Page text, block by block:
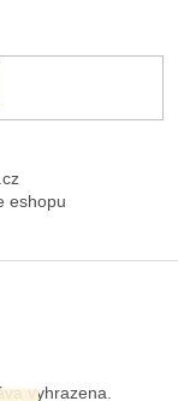
eshopu
vyhrazena.